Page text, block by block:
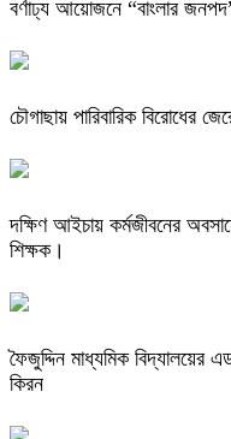
বর্ণাঢ্য আয়োজনে “বাংলার
চৌগাছায় পারিবারিক বিরোধের
দক্ষিণ আইচায় কর্মজীবনের
শিক্ষক।
ফৈজুদ্দিন মাধ্যমিক বিদ্যালয়ের
কিরন